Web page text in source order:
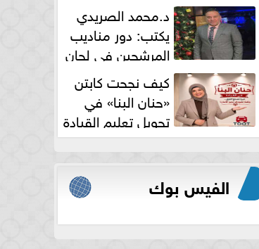
د.محمد الصريدي
يكتب: دور مناديب
المرشحين في لجان
الانتخابات
كيف نجحت كابتن
«حنان البنا» في
تحويل تعليم القيادة
النسائية من خوف...
الفيس بوك